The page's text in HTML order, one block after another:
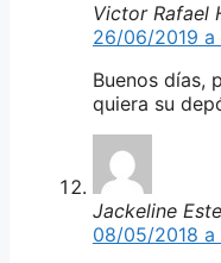
Victor Rafael
26/06/2019 a
Buenos días,
quiera su
Jackeline
08/05/2018 a